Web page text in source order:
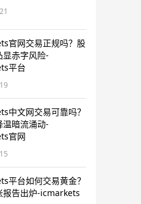
官网交易正规吗？股
显赤字风险-
平台
中文网交易可靠吗？
温暗流涌动-
官网
平台如何交易黄金？
报告出炉-icmarkets